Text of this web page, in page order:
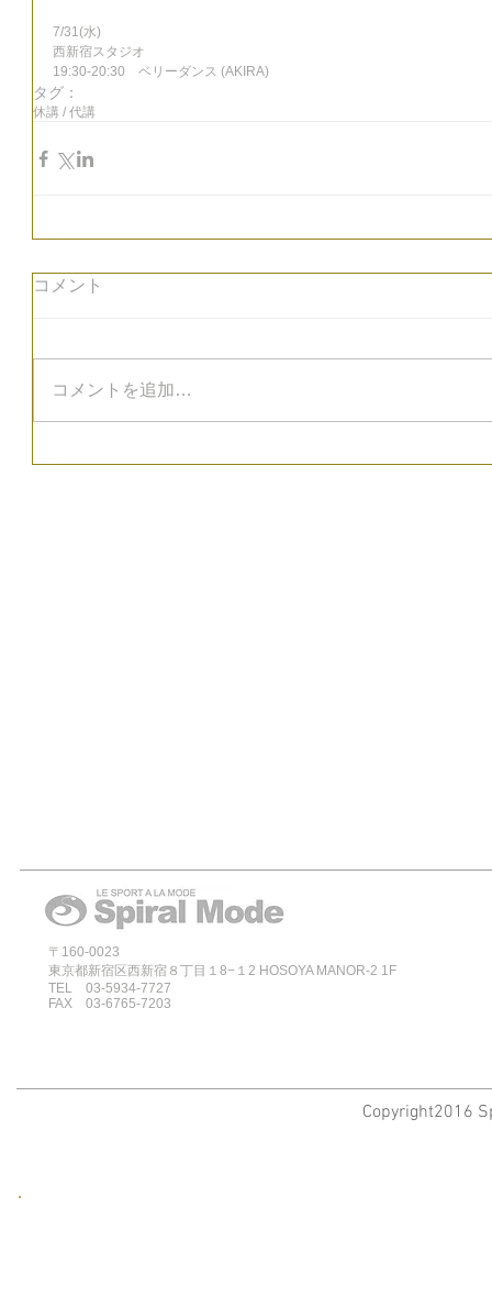
7/31(水)
西新宿スタジオ
19:30-20:30　ベリーダンス (AKIRA)
タグ：
休講 / 代講
コメント
コメントを追加…
〒160-0023
東京都新宿区西新宿８丁目１8−１2 HOSOYA MANOR-2 1F
TEL 03-5934-7727
FAX 03-6765-7203
Copyright2016